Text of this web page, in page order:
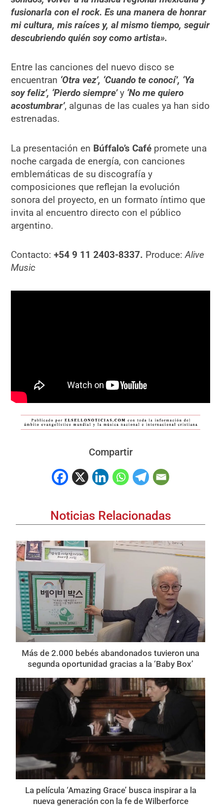
fusionarla con el rock. Es una manera de honrar
mi cultura, mis raíces y, al mismo tiempo, seguir
descubriendo quién soy como artista».
Entre las canciones del nuevo disco se
encuentran ‘Otra vez’, ‘Cuando te conocí’, ‘Ya
soy feliz’, ‘Pierdo siempre’y ‘No me quiero
acostumbrar’, algunas de las cuales ya han sido
estrenadas.
La presentación en Búffalo’s Café promete una
noche cargada de energía, con canciones
emblemáticas de su discografía y
composiciones que reflejan la evolución
sonora del proyecto, en un formato íntimo que
invita al encuentro directo con el público
argentino.
Contacto:+54 9 11 2403-8337. Produce:Alive
Music
Compartir
Noticias Relacionadas
Más de 2.000 bebés abandonados tuvieron una
segunda oportunidad gracias a la ‘Baby Box’
La película ‘Amazing Grace’ busca inspirar a la
nueva generación con la fe de Wilberforce